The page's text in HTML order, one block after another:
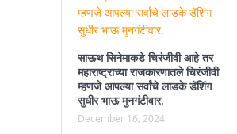
साऊथ सिनेमाकडे चिरंजीवी आहे तर
महाराष्ट्राच्या राजकारणातले चिरंजीवी
म्हणजे आपल्या सर्वांचे लाडके डॅशिंग
सुधीर भाऊ मुनगंटीवार.
December 16, 2024